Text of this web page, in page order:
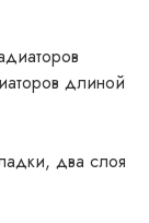
длиной
два слоя